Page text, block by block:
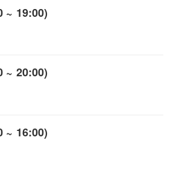
~ 19:00)
~ 20:00)
~ 16:00)